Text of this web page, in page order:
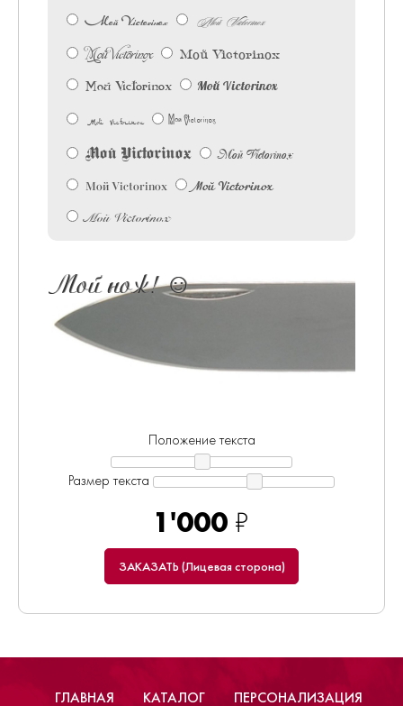
Мой Victorinox Мой Victorinox
Мой Victorinox Мой Victorinox
Мой Victorinox Мой Victorinox
Мой Victorinox Мой Victorinox
Мой Victorinox Мой Victorinox
Мой Victorinox Мой Victorinox
Мой Victorinox
Мой нож! ☺︎
Положение текста
Размер текста
1'000 ₽
ЗАКАЗАТЬ (Лицевая сторона)
ГЛАВНАЯ КАТАЛОГ ПЕРСОНАЛИЗАЦИЯ